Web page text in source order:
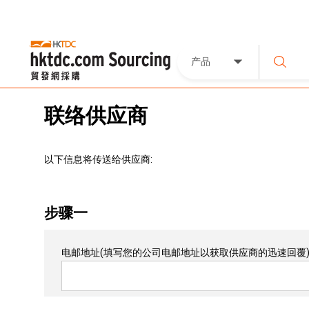
产品
联络供应商
以下信息将传送给供应商:
步骤一
电邮地址(填写您的公司电邮地址以获取供应商的迅速回覆)